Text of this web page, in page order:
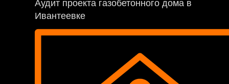
Аудит проекта газобетонного дома в
Ивантеевке